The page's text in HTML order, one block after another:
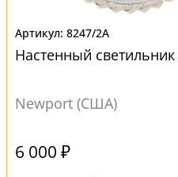
8247/2A
Настенный
Newport (США)
6 000 ₽